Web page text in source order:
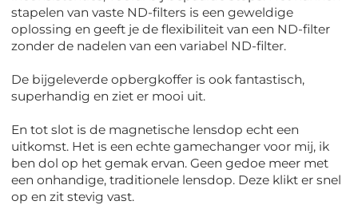
stapelen van vaste ND-filters is een geweldige
oplossing en geeft je de flexibiliteit van een ND-filter
zonder de nadelen van een variabel ND-filter.
De bijgeleverde opbergkoffer is ook fantastisch,
superhandig en ziet er mooi uit.
En tot slot is de magnetische lensdop echt een
uitkomst. Het is een echte gamechanger voor mij, ik
ben dol op het gemak ervan. Geen gedoe meer met
een onhandige, traditionele lensdop. Deze klikt er snel
op en zit stevig vast.